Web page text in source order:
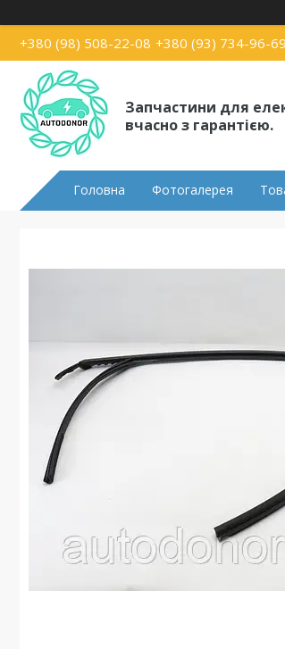
+380 (98) 508-22-08 +380 (93) 734-96-69
Запчастини для
вчасно з гарантією.
Головна Фотогалерея